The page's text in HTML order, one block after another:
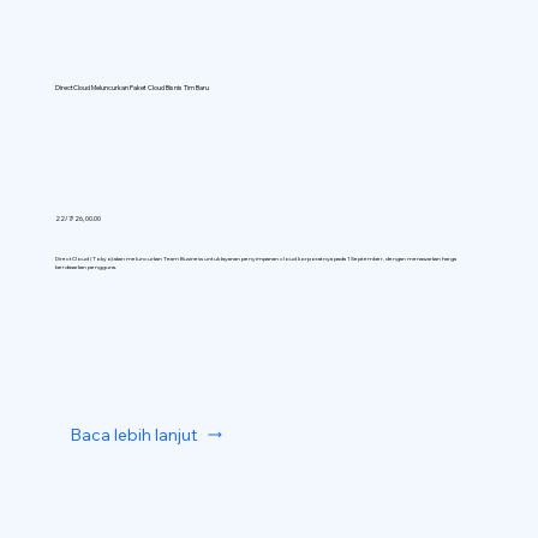
DirectCloud Meluncurkan Paket Cloud Bisnis Tim Baru
22/7/26, 00.00
DirectCloud (Tokyo) akan meluncurkan Team Business untuk layanan penyimpanan cloud korporatnya pada 1 September, dengan menawarkan harga
berdasarkan pengguna.
Baca lebih lanjut